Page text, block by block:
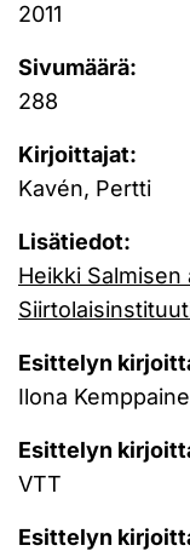
2011
Sivumäärä:
288
Kirjoittajat:
Kavén, Pertti
Lisätiedot:
Heikki
Esittelyn
Ilona
Esittelyn
VTT
Esittelyn